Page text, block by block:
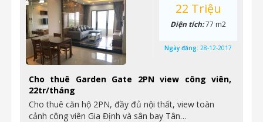
Cho thuê Garden Gate 2PN view công viên,
22tr/tháng
Cho thuê căn hộ 2PN, đầy đủ nội thất, view toàn
cảnh công viên Gia Định và sân bay Tân…
22 Triệu
Diện tích:77 m2
Ngày đăng: 28-12-2017